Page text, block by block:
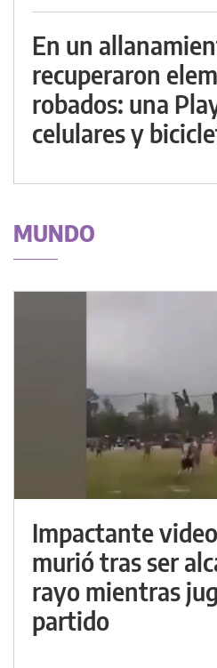
En un
recuperaron
robados: una
celulares y
MUNDO
Impactante
murió tras ser
rayo mientras
partido